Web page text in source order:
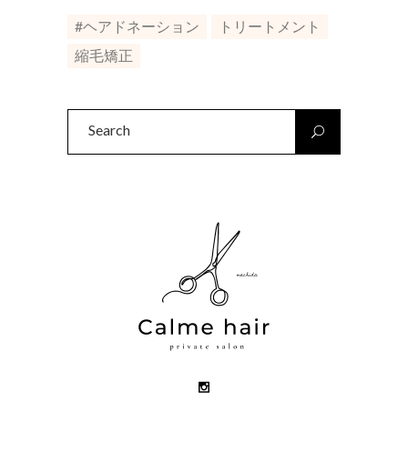
#ヘアドネーション
トリートメント
縮毛矯正